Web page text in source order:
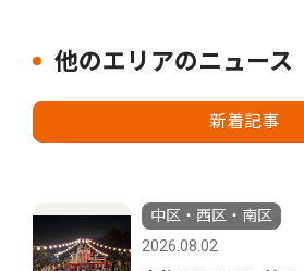
他のエリアのニュース
新着記事
中区・西区・南区
2026.08.02